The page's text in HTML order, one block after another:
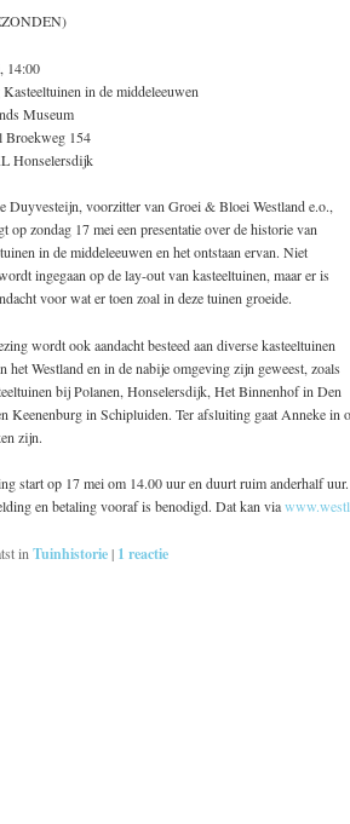
14:00
in de middeleeuwen
Museum
Broekweg 154
Honselersdijk
Duyvesteijn, voorzitter van Groei & Bloei Westland e.o.,
op zondag 17 mei een presentatie over de historie van
in de middeleeuwen en het ontstaan ervan. Niet
ingegaan op de lay-out van kasteeltuinen, maar er is
voor wat er toen zoal in deze tuinen groeide.
wordt ook aandacht besteed aan diverse kasteeltuinen
het Westland en in de nabije omgeving zijn geweest, zoals
bij Polanen, Honselersdijk, Het Binnenhof in Den
Keenenburg in Schipluiden. Ter afsluiting gaat Anneke in
zijn.
start op 17 mei om 14.00 uur en duurt ruim anderhalf
en betaling vooraf is benodigd. Dat kan via
in Tuinhistorie| 1 reactie